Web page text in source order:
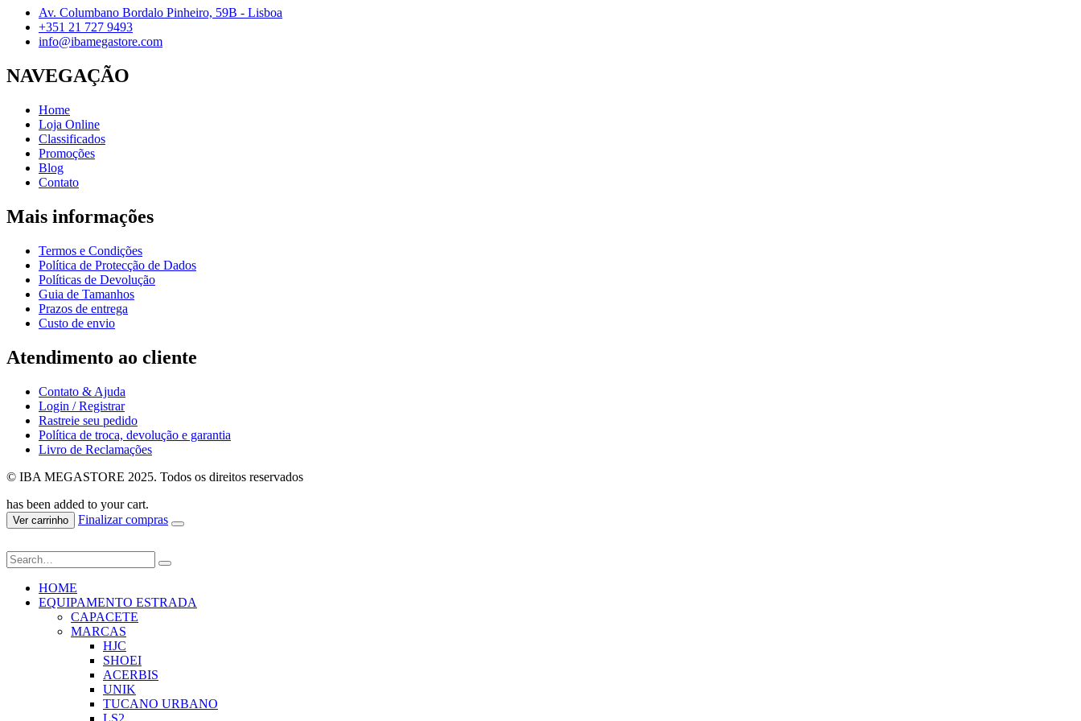
Av. Columbano Bordalo Pinheiro, 59B - Lisboa
+351 21 727 9493
info@ibamegastore.com
NAVEGAÇÃO
Home
Loja Online
Classificados
Promoções
Blog
Contato
Mais informações
Termos e Condições
Política de Protecção de Dados
Políticas de Devolução
Guia de Tamanhos
Prazos de entrega
Custo de envio
Atendimento ao cliente
Contato & Ajuda
Login / Registrar
Rastreie seu pedido
Política de troca, devolução e garantia
Livro de Reclamações
© IBA MEGASTORE 2025. Todos os direitos reservados
has been added to your cart.
Ver carrinho Finalizar compras
HOME
EQUIPAMENTO ESTRADA
CAPACETE
MARCAS
HJC
SHOEI
ACERBIS
UNIK
TUCANO URBANO
LS2